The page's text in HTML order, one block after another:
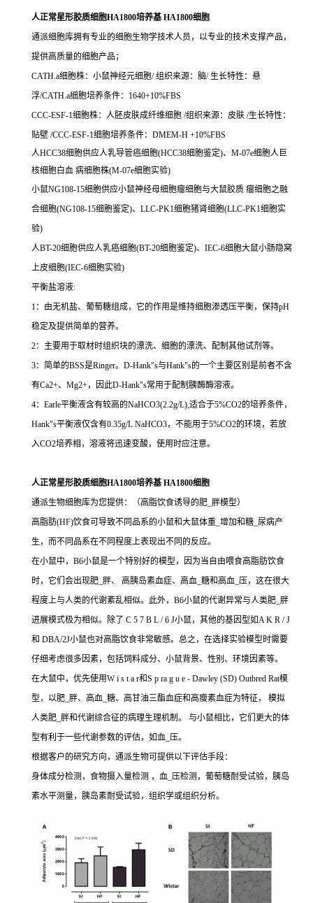
人正常星形胶质细胞HA1800培养基 HA1800细胞
通派细胞库拥有专业的细胞生物学技术人员，以专业的技术支撑产品，
提供高质量的细胞产品；
CATH.a细胞株：小鼠神经元细胞/ 组织来源：脑/ 生长特性：悬
浮/CATH.a细胞培养条件：1640+10%FBS
CCC-ESF-1细胞株：人胚皮肤成纤维细胞 /组织来源：皮肤 /生长特性：
贴壁 /CCC-ESF-1细胞培养条件：DMEM-H +10%FBS
人HCC38细胞供应人乳导管癌细胞(HCC38细胞鉴定)、M-07e细胞人巨
核细胞白血 病细胞株(M-07e细胞实验)
小鼠NG108-15细胞供应小鼠神经母细胞瘤细胞与大鼠胶质 瘤细胞之融
合细胞(NG108-15细胞鉴定)、LLC-PK1细胞猪肾细胞(LLC-PK1细胞实
验)
人BT-20细胞供应人乳癌细胞(BT-20细胞鉴定)、IEC-6细胞大鼠小肠隐窝
上皮细胞(IEC-6细胞实验)
平衡盐溶液:
1：由无机盐、葡萄糖组成，它的作用是维持细胞渗透压平衡，保持pH
稳定及提供简单的营养。
2：主要用于取材时组织块的漂洗、细胞的漂洗、配制其他试剂等。
3：简单的BSS是Ringer。D-Hank"s与Hank"s的一个主要区别是前者不含
有Ca2+、Mg2+，因此D-Hank"s常用于配制胰酶酶溶液。
4：Earle平衡液含有较高的NaHCO3(2.2g/L),适合于5%CO2的培养条件，
Hank"s平衡液仅含有0.35g/L NaHCO3，不能用于5%CO2的环境，若放
入CO2培养相，溶液将迅速变酸，使用时应注意。
人正常星形胶质细胞HA1800培养基 HA1800细胞
通派生物细胞库为您提供：（高脂饮食诱导的肥_胖模型）
高脂肪(HF)饮食可导致不同品系的小鼠和大鼠体重_增加和糖_尿病产
生，而不同品系在不同程度上表现出不同的反应。
在小鼠中，B6小鼠是一个特别好的模型，因为当自由喂食高脂肪饮食
时，它们会出现肥_胖、 高胰岛素血症、高血_糖和高血_压，这在很大
程度上与人类的代谢紊乱相似。此外，B6小鼠的代谢异常与人类肥_胖
进展模式极为相似。除了 C 5 7 B L / 6 J小鼠，其他的基因型如A K R / J
和 DBA/2J小鼠也对高脂饮食非常敏感。总之，在选择实验模型时需要
仔细考虑很多因素，包括饲料成分、小鼠背景、性别、环境因素等。
在大鼠中，优先使用W i s t a r和S p ra g u e - Dawley (SD) Outbred Rat模
型，以肥_胖、高血_糖、高甘油三酯血症和高瘦素血症为特征， 模拟
人类肥_胖和代谢综合征的病理生理机制。 与小鼠相比，它们更大的体
型有利于一些代谢参数的评估，如血_压。
根据客户的研究方向，通派生物可提供以下评估手段：
身体成分检测，食物摄入量检测 ，血_压检测，葡萄糖耐受试验，胰岛
素水平测量，胰岛素耐受试验，组织学或组织分析。